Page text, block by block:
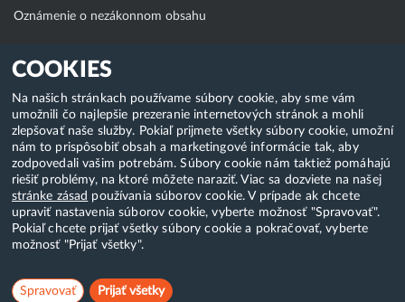
COOKIES
Na našich stránkach používame súbory cookie, aby sme vám
umožnili čo najlepšie prezeranie internetových stránok a mohli
zlepšovať naše služby. Pokiaľ prijmete všetky súbory cookie, umožní
nám to prispôsobiť obsah a marketingové informácie tak, aby
zodpovedali vašim potrebám. Súbory cookie nám taktiež pomáhajú
riešiť problémy, na ktoré môžete naraziť. Viac sa dozviete na našej
stránke zásad používania súborov cookie. V prípade ak chcete
upraviť nastavenia súborov cookie, vyberte možnosť "Spravovať".
Pokiaľ chcete prijať všetky súbory cookie a pokračovať, vyberte
možnosť "Prijať všetky".
Spravovať Prijať všetky
Oznámenie o nezákonnom obsahu
Klientská zóna
WebAdmin
WebMail
Zmena hesla (E-mail, FTP, SSH)
Webhosting
Domény
Copyright & 2018-2026 HostCreators. Všetky práva vyhradené